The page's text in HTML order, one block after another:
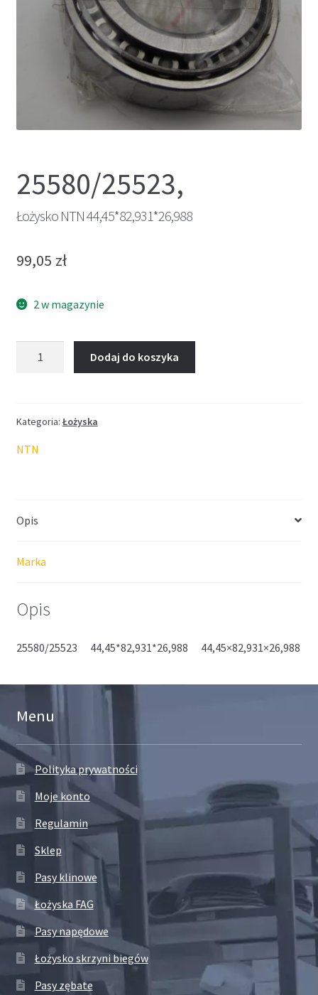
25580/25523,
Łożysko NTN 44,45*82,931*26,988
99,05 zł
2 w magazynie
Dodaj do koszyka
Kategoria: Łożyska
NTN
Opis
Marka
Opis
25580/25523 44,45*82,931*26,988 44,45×82,931×26,988
Menu
Polityka prywatności
Moje konto
Regulamin
Sklep
Pasy klinowe
Łożyska FAG
Pasy napędowe
Łożysko skrzyni biegów
Pasy zębate